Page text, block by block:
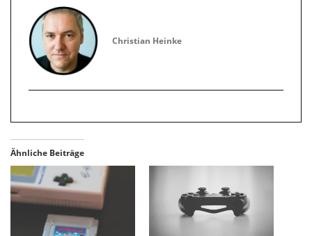
Christian Heinke
Ähnliche Beiträge